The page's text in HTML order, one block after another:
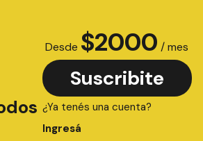
Desde $2000 / mes
Suscribite
¿Ya tenés una cuenta?
Ingresá